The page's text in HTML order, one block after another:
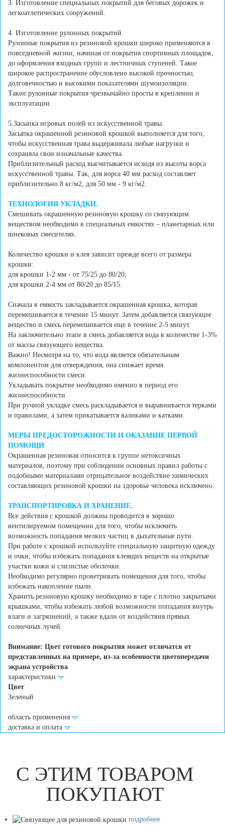
3. Изготовление специальных покрытий для беговых дорожек и
легкоатлетических сооружений.
4. Изготовление рулонных покрытий.
Рулонные покрытия из резиновой крошки широко применяются в
повседневной жизни, начиная от покрытия спортивных площадок,
до оформления входных групп и лестничных ступеней. Такое
широкое распространение обусловлено высокой прочностью,
долговечностью и высокими показателями шумоизоляции.
Такие рулонные покрытия чрезвычайно просты в креплении и
эксплуатации.
5.Засыпка игровых полей из искусственной травы.
Засыпка окрашенной резиновой крошкой выполняется для того,
чтобы искусственная трава выдерживала любые нагрузки и
сохраняла свои изначальные качества.
Приблизительный расход высчитывается исходя из высоты ворса
искусственной травы. Так, для ворса 40 мм расход составляет
приблизительно 8 кг/м2, для 50 мм - 9 кг/м2.
ТЕХНОЛОГИЯ УКЛАДКИ.
Смешивать окрашенную резиновую крошку со связующим
веществом необходимо в специальных емкостях – планетарных или
шнековых смесителях.
Количество крошки и клея зависит прежде всего от размера
крошки:
для крошки 1-2 мм - от 75/25 до 80/20;
для крошки 2-4 мм от 80/20 до 85/15.
Сначала в емкость закладывается окрашенная крошка, которая
перемешивается в течение 15 минут. Затем добавляется связующее
вещество и смесь перемешивается еще в течение 2-5 минут.
На заключительно этапе в смесь добавляется вода в количестве 1-3%
от массы связующего вещества.
Важно! Несмотря на то, что вода является обязательным
компонентом для отверждения, она снижает время
жизнеспособности смеси.
Укладывать покрытие необходимо именно в период его
жизнеспособности.
При ручной укладке смесь раскладывается и выравнивается терками
и правилами, а затем прикатывается валиками и катками.
МЕРЫ ПРЕДОСТОРОЖНОСТИ И ОКАЗАНИЕ ПЕРВОЙ
ПОМОЩИ
Окрашенная резиновая относится к группе нетоксичных
материалов, поэтому при соблюдении основных правил работы с
подобными материалами отрицательное воздействие химических
составляющих резиновой крошки на здоровье человека исключено.
ТРАНСПОРТИРОВКА И ХРАНЕНИЕ.
Все действия с крошкой должны проводится в хорошо
вентилируемом помещении для того, чтобы исключить
возможность попадания мелких частиц в дыхательные пути.
При работе с крошкой используйте специальную защитную одежду
и очки, чтобы избежать попадания клеящих веществ на открытые
участки кожи и слизистые оболочки.
Необходимо регулярно проветривать помещения для того, чтобы
избежать накопление пыли.
Хранить резиновую крошку необходимо в таре с плотно закрытыми
крышками, чтобы избежать любой возможности попадания внутрь
влаги и загрязнений, а также вдали от воздействия прямых
солнечных лучей.
Внимание: Цвет готового покрытия может отличатся от
представленных на примере, из-за особенности цветопередачи
экрана устройства
характеристики
Цвет
Зеленый
область применения
доставка и оплата
С ЭТИМ ТОВАРОМ
ПОКУПАЮТ
подробнее